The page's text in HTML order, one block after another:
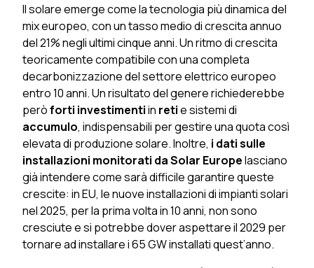
Il solare emerge come la tecnologia più dinamica del
mix europeo, con un tasso medio di crescita annuo
del 21% negli ultimi cinque anni. Un ritmo di crescita
teoricamente compatibile con una completa
decarbonizzazione del settore elettrico europeo
entro 10 anni. Un risultato del genere richiederebbe
peròforti investimentiin retie sistemi di
accumulo, indispensabili per gestire una quota così
elevata di produzione solare. Inoltre, i dati sulle
installazioni monitorati da Solar Europelasciano
già intendere come sarà difficile garantire queste
crescite: in EU, le nuove installazioni di impianti solari
nel 2025, per la prima volta in 10 anni, non sono
cresciute e si potrebbe dover aspettare il 2029 per
tornare ad installare i 65 GW installati quest’anno.